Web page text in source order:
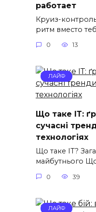
работает
Круиз-
ритм вместо
0 13
ЛАЙФ
Що таке ІТ:
сучасні
технологіях
Що таке ІТ?
майбутнього Що
0 39
ЛАЙФ